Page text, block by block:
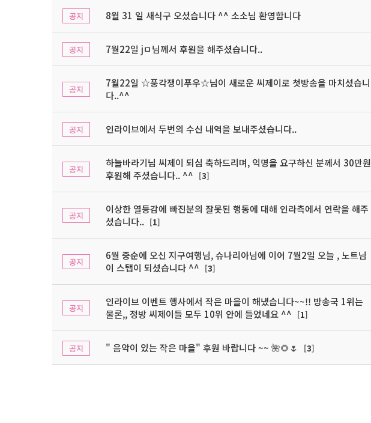
공지 8월 31 일 새식구 오셨습니다 ^^ 소소님 환영합니다
공지 7월22일 jㅁ님께서 후원을 해주셨습니다..
공지
7월22일 ☆풍각쟁이푸우☆님이 새로운 씨제이로 첫방송을 마치셨습니
다..^^
공지 인라이브에서 두번의 수신 내역을 보내주셨습니다..
공지
하늘바라기님 씨제이 되심 축하드리며, 익명을 요구하신 분께서 30만원
후원해 주셨습니다.. ^^ [3]
공지
이상한 열등감에 빠진분의 잘못된 행동에 대해 인라측에서 연락을 해주
셨습니다.. [1]
공지
6월 중순에 오신 지구여행님, 슈나리아님에 이어 7월2일 오늘 , 노트님
이 스탭이 되셨습니다 ^^ [3]
공지
인라이브 이벤트 행사에서 작은 마을이 해냈습니다~~!! 방송국 1위는
물론,, 정방 씨제이들 모두 10위 안에 들었네요 ^^ [1]
공지 " 음악이 있는 작은 마을" 후원 바랍니다 ~~ 🌺🌻🌷 [3]